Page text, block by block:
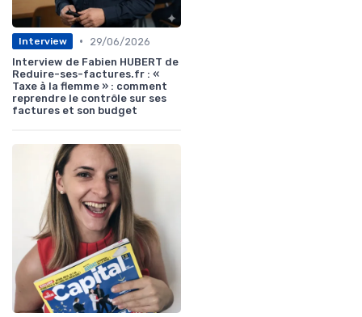
Interview •
29/06/2026
Interview de Fabien HUBERT de
Reduire-ses-factures.fr : «
Taxe à la flemme » : comment
reprendre le contrôle sur ses
factures et son budget